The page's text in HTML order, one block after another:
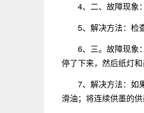
4、二、故障现象
5、解决方法：检
6、三。故障现象
停了下来，然后纸灯和
7、解决方法：如
滑油；将连续供墨的